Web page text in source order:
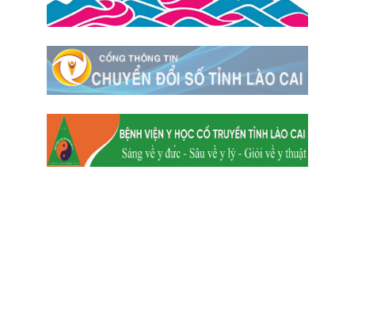
Xã Y Tý
Xã A Mú Sung
Xã Trịnh Tường
Xã Nậm Chày
Xã Bản Xèo
Xã Bát Xát
Xã Võ Lao
Xã Khánh Yên
Xã Văn Bàn
Xã Dương Quỳ